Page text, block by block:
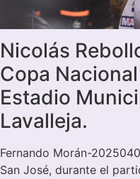
Nicolás
Copa
Estadio
Lavalleja.
Fernando Morán-
San José, durante el